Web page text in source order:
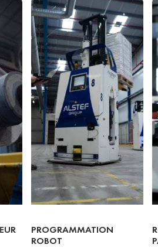
PROGRAMMATION
ROBOT